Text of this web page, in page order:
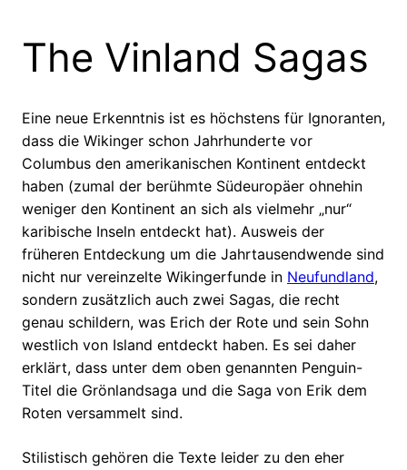
The Vinland Sagas
Eine neue Erkenntnis ist es höchstens für Ignoranten,
dass die Wikinger schon Jahrhunderte vor
Columbus den amerikanischen Kontinent entdeckt
haben (zumal der berühmte Südeuropäer ohnehin
weniger den Kontinent an sich als vielmehr „nur“
karibische Inseln entdeckt hat). Ausweis der
früheren Entdeckung um die Jahrtausendwende sind
nicht nur vereinzelte Wikingerfunde in Neufundland,
sondern zusätzlich auch zwei Sagas, die recht
genau schildern, was Erich der Rote und sein Sohn
westlich von Island entdeckt haben. Es sei daher
erklärt, dass unter dem oben genannten Penguin-
Titel die Grönlandsaga und die Saga von Erik dem
Roten versammelt sind.
Stilistisch gehören die Texte leider zu den eher